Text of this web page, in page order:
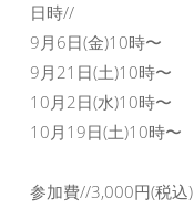
日時//
9月6日(金)10時〜
9月21日(土)10時〜
10月2日(水)10時〜
10月19日(土)10時〜
参加費//3,000円(税込)